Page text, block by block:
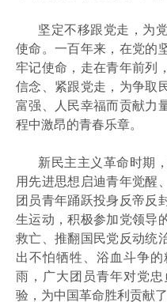
坚定不移跟党走，为
使命。一百年来，在党的
牢记使命，走在青年前列
信念、紧跟党走，为争取
富强、人民幸福而贡献力
程中激昂的青春乐章。
新民主主义革命时期
用先进思想启迪青年觉醒
团员青年踊跃投身反帝反
生运动，积极参加党领导
救亡、推翻国民党反动统
出不怕牺牲、浴血斗争
雨，广大团员青年对党
验，为中国革命胜利贡献